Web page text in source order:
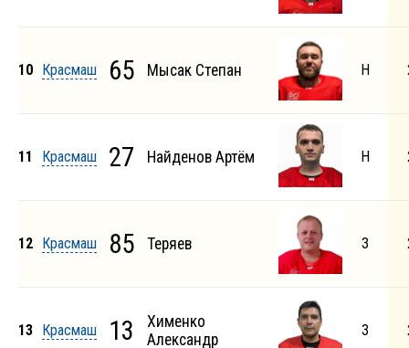
10 Красмаш 65 Мысак Степан Н
11 Красмаш 27 Найденов Артём Н
12 Красмаш 85 Теряев З
13 Красмаш 13
Хименко
Александр
З